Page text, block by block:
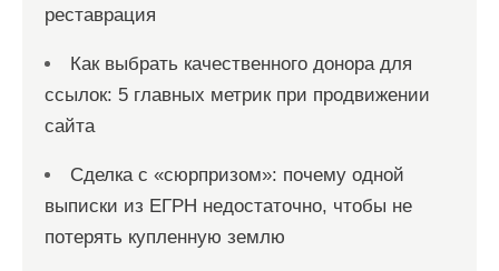
реставрация
Как выбрать качественного донора для
ссылок: 5 главных метрик при продвижении
сайта
Сделка с «сюрпризом»: почему одной
выписки из ЕГРН недостаточно, чтобы не
потерять купленную землю